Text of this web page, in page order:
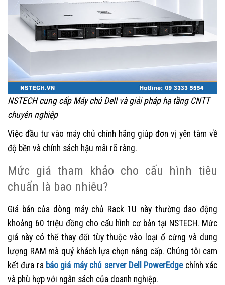
NSTECH cung cấp Máy chủ Dell và giải pháp hạ tầng CNTT
chuyên nghiệp
Việc đầu tư vào máy chủ chính hãng giúp đơn vị yên tâm về
độ bền và chính sách hậu mãi rõ ràng.
Mức giá tham khảo cho cấu hình tiêu
chuẩn là bao nhiêu?
Giá bán của dòng máy chủ Rack 1U này thường dao động
khoảng 60 triệu đồng cho cấu hình cơ bản tại NSTECH. Mức
giá này có thể thay đổi tùy thuộc vào loại ổ cứng và dung
lượng RAM mà quý khách lựa chọn nâng cấp. Chúng tôi cam
kết đưa ra báo giá máy chủ server Dell PowerEdgechính xác
và phù hợp với ngân sách của doanh nghiệp.